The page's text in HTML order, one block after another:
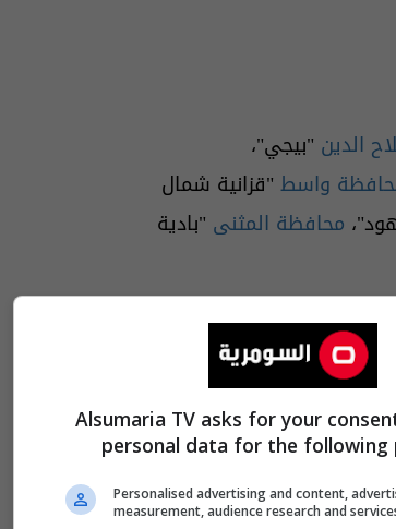
الدين "بيجي"،
واسط "قزانية شمال
محافظة المثنى "بادية
Alsumaria TV asks for your
personal data for the following
Personalised advertising and content,
measurement, audience research and